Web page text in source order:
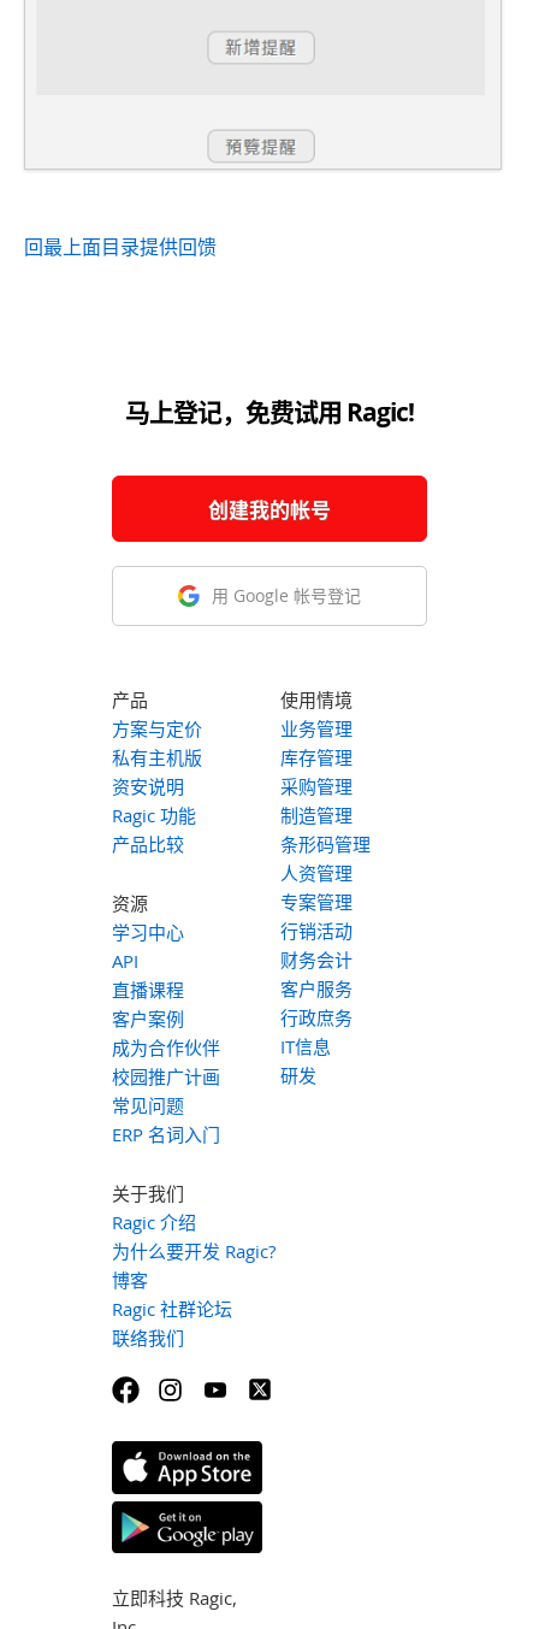
回最上面目录提供回馈
马上登记，免费试用 Ragic!
创建我的帐号
用 Google 帐号登记
产品
方案与定价
私有主机版
资安说明
Ragic 功能
产品比较
资源
学习中心
API
直播课程
客户案例
成为合作伙伴
校园推广计画
常见问题
ERP 名词入门
使用情境
业务管理
库存管理
采购管理
制造管理
条形码管理
人资管理
专案管理
行销活动
财务会计
客户服务
行政庶务
IT信息
研发
关于我们
Ragic 介绍
为什么要开发 Ragic?
博客
Ragic 社群论坛
联络我们
立即科技 Ragic,